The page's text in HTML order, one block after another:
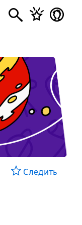
Следить